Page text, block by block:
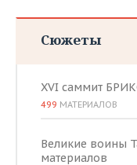
Сюжеты
XVI саммит
499 МАТЕРИАЛОВ
Великие воины
материалов